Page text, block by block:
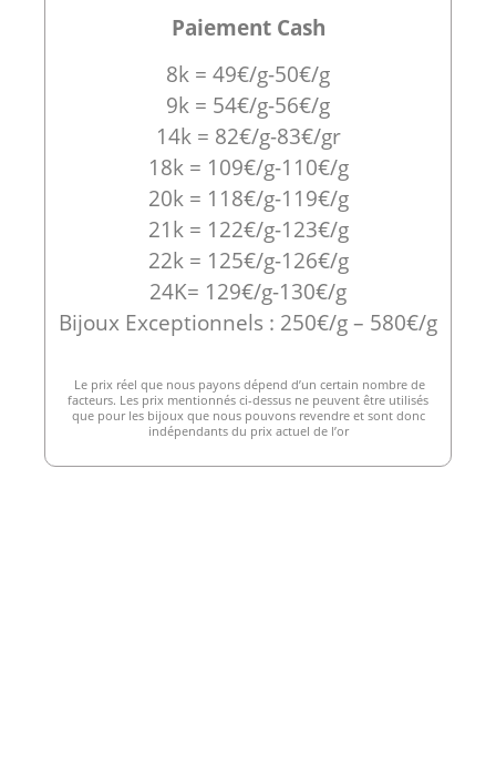
Paiement Cash
8k = 49€/g-50€/g
9k = 54€/g-56€/g
14k = 82€/g-83€/gr
18k = 109€/g-110€/g
20k = 118€/g-119€/g
21k = 122€/g-123€/g
22k = 125€/g-126€/g
24K= 129€/g-130€/g
Bijoux Exceptionnels : 250€/g – 580€/g
Le prix réel que nous payons dépend d’un certain nombre de
facteurs. Les prix mentionnés ci-dessus ne peuvent être utilisés
que pour les bijoux que nous pouvons revendre et sont donc
indépendants du prix actuel de l’or